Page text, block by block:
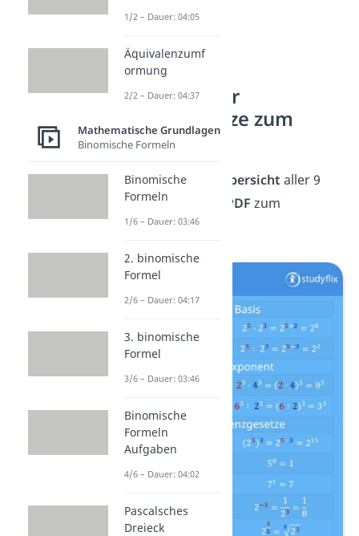
7
= 7
Übersicht der
Potenzgesetze zum
Download
Hier hast du eine Übersicht aller 9
Potenzgesetze als
PDF zum
Herunterladen
1/2 – Dauer: 04:05
Äquivalenzumf
ormung
2/2 – Dauer: 04:37
Mathematische Grundlagen
Binomische Formeln
Binomische
Formeln
1/6 – Dauer: 03:46
2. binomische
Formel
2/6 – Dauer: 04:17
3. binomische
Formel
3/6 – Dauer: 03:46
Binomische
Formeln
Aufgaben
4/6 – Dauer: 04:02
Pascalsches
Dreieck